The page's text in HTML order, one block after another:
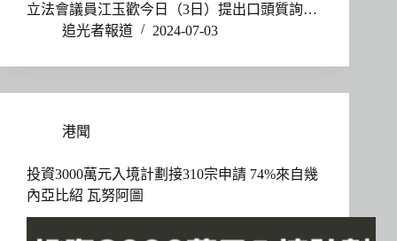
立法會議員江玉歡今日（3日）提出口頭質詢…
追光者報道
2024-07-03
港聞
投資3000萬元入境計劃接310宗申請 74%來自幾
內亞比紹 瓦努阿圖